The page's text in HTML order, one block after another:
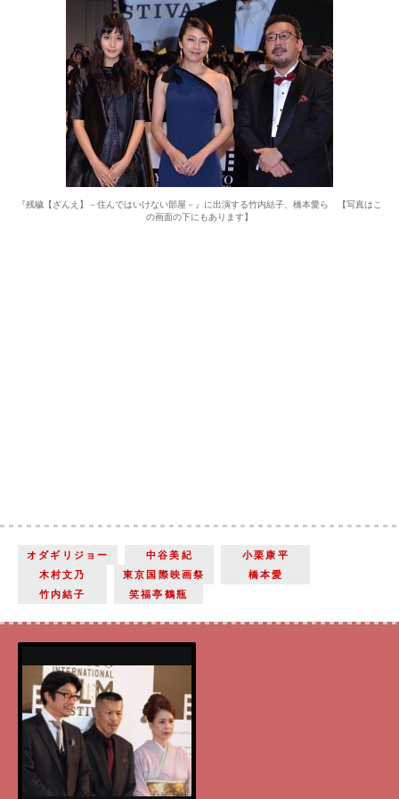
『残穢【ざんえ】－住んではいけない部屋－』に出演する竹内結子、橋本愛ら 【写真はこ
の画面の下にもあります】
オダギリジョー 中谷美紀
小栗康平
木村文乃
東京国際映画祭
橋本愛
竹内結子
笑福亭鶴瓶